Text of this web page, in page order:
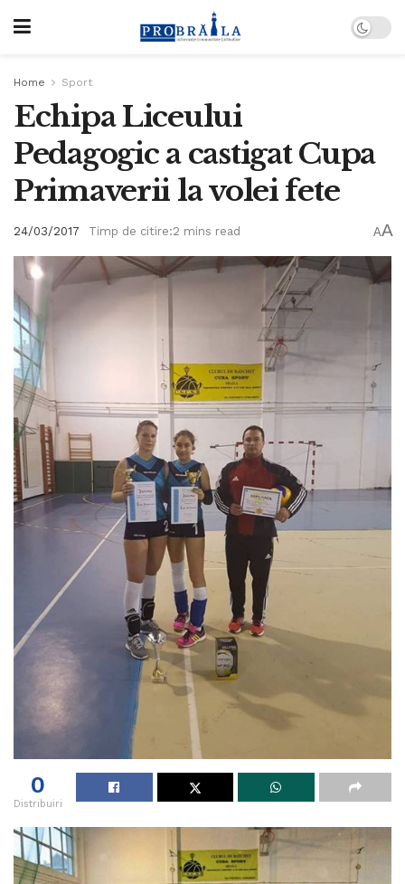
Home Sport
Echipa Liceului
Pedagogic a castigat Cupa
Primaverii la volei fete
24/03/2017 Timp de citire:2 mins read AA
0
Distribuiri